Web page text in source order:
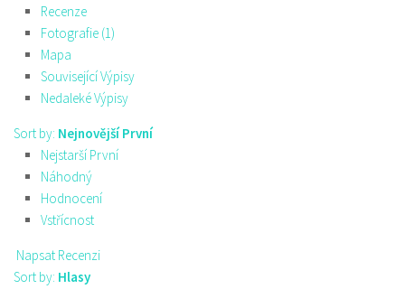
Recenze
Fotografie (1)
Mapa
Související Výpisy
Nedaleké Výpisy
Sort by: Nejnovější První
Nejstarší První
Náhodný
Hodnocení
Vstřícnost
Napsat Recenzi
Sort by: Hlasy